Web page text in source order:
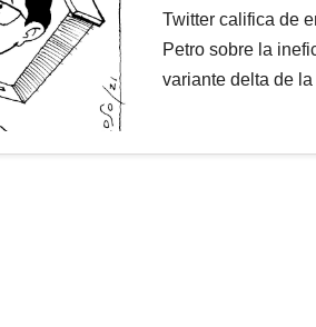
Twitter califica de
Petro sobre la
variante delta de la